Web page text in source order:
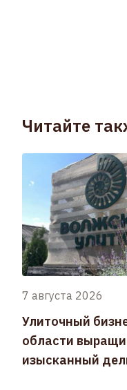
Читайте
7 августа 2026
Улиточный
области
изысканный